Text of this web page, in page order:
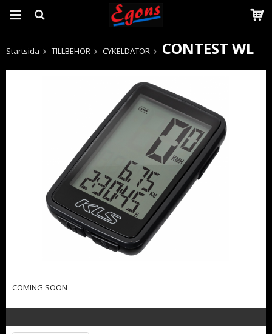
Produkten har blivit tillagd i varukorgen
Startsida TILLBEHÖR CYKELDATOR CONTEST WL
COMING SOON